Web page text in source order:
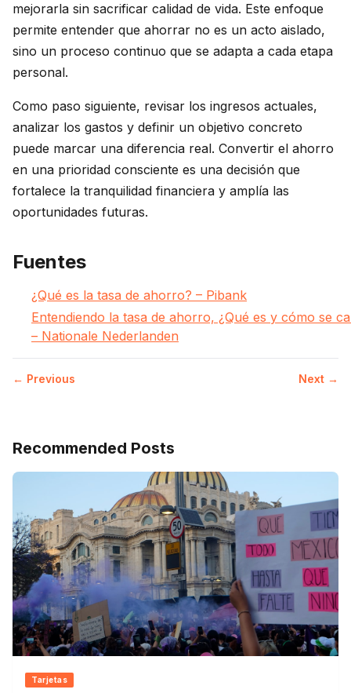
mejorarla sin sacrificar calidad de vida. Este enfoque
permite entender que ahorrar no es un acto aislado,
sino un proceso continuo que se adapta a cada etapa
personal.
Como paso siguiente, revisar los ingresos actuales,
analizar los gastos y definir un objetivo concreto
puede marcar una diferencia real. Convertir el ahorro
en una prioridad consciente es una decisión que
fortalece la tranquilidad financiera y amplía las
oportunidades futuras.
Fuentes
¿Qué es la tasa de ahorro? – Pibank
Entendiendo la tasa de ahorro, ¿Qué es y cómo se
– Nationale Nederlanden
← Previous Next →
Recommended Posts
Tarjetas